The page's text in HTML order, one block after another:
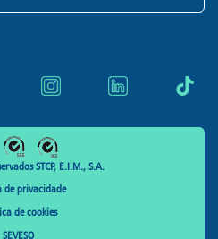
STCP, E.I.M., S.A.
de privacidade
de cookies
SEVESO